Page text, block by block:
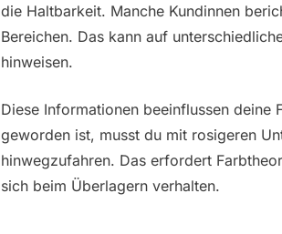
die Haltbarkeit. Manche Kundinnen
Bereichen. Das kann auf
hinweisen.
Diese Informationen beeinflussen deine
geworden ist, musst du mit rosigeren
hinwegzufahren. Das erfordert
sich beim Überlagern verhalten.